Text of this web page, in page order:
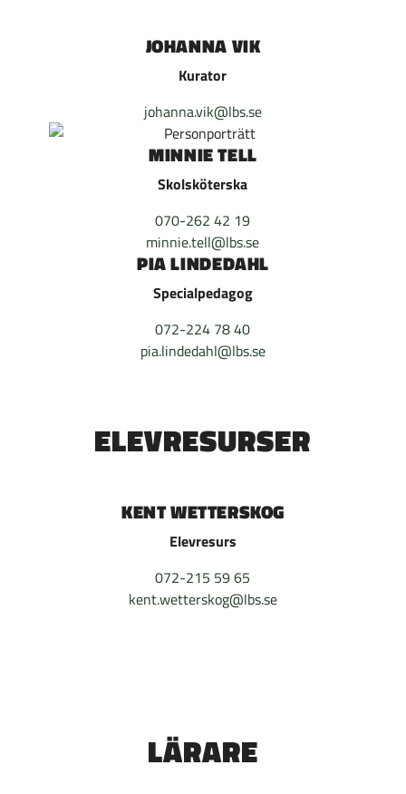
JOHANNA VIK
Kurator
johanna.vik@lbs.se
MINNIE TELL
Skolsköterska
070-262 42 19
minnie.tell@lbs.se
PIA LINDEDAHL
Specialpedagog
072-224 78 40
pia.lindedahl@lbs.se
ELEVRESURSER
KENT WETTERSKOG
Elevresurs
072-215 59 65
kent.wetterskog@lbs.se
LÄRARE